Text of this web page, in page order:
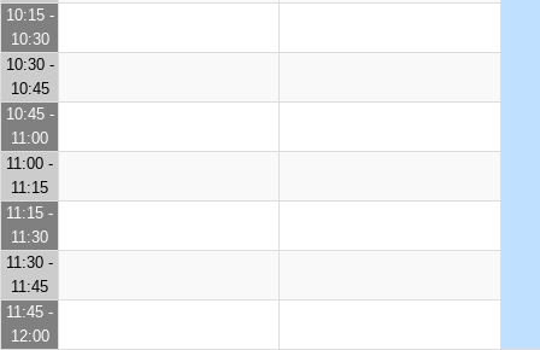
10:15 -
10:30
10:30 -
10:45
10:45 -
11:00
11:00 -
11:15
11:15 -
11:30
11:30 -
11:45
11:45 -
12:00